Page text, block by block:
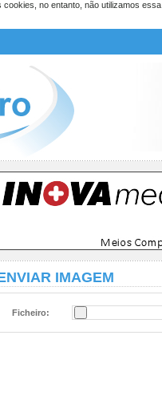
cookies, no entanto, não utilizamos
IMAGEM
Ficheiro: